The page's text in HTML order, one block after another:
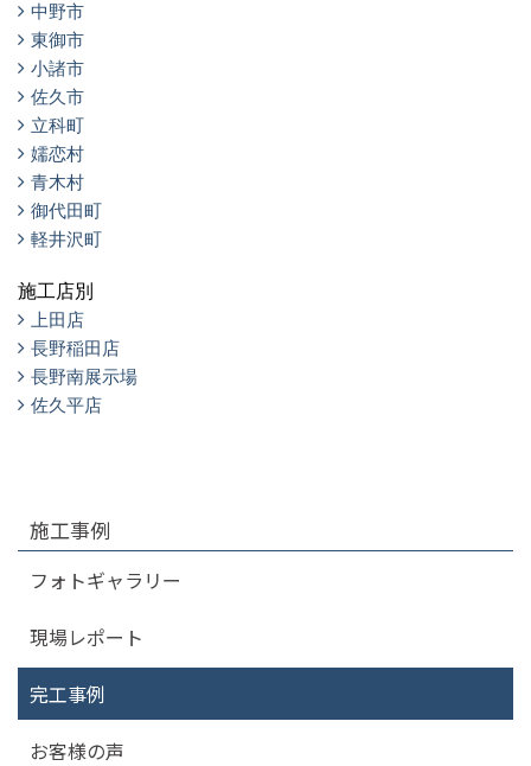
中野市
東御市
小諸市
佐久市
立科町
嬬恋村
青木村
御代田町
軽井沢町
施工店別
上田店
長野稲田店
長野南展示場
佐久平店
施工事例
フォトギャラリー
現場レポート
完工事例
お客様の声